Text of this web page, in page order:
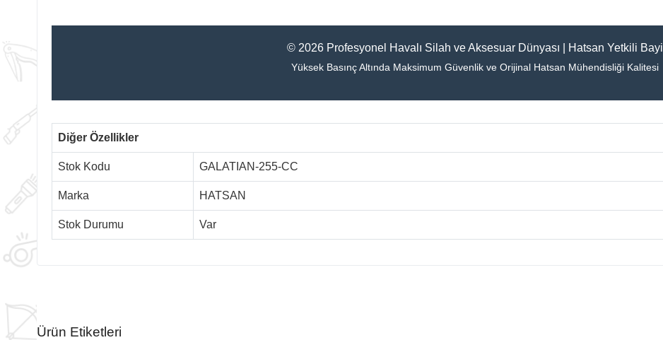
© 2026 Profesyonel Havalı Silah ve Aksesuar Dünyası | Hatsan Yetkili Bayi
Yüksek Basınç Altında Maksimum Güvenlik ve Orijinal Hatsan Mühendisliği Kalitesi
Diğer Özellikler
Stok Kodu GALATIAN-255-CC
Marka HATSAN
Stok Durumu Var
Ürün Etiketleri